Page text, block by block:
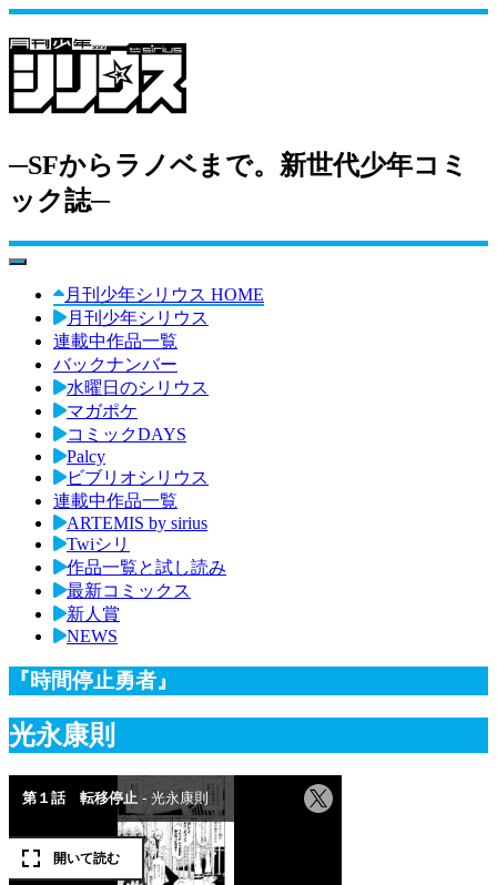
─SFからラノベまで。新世代少年コミ
ック誌─
toggle navigation
月刊少年シリウス HOME
月刊少年シリウス
連載中作品一覧
バックナンバー
水曜日のシリウス
マガポケ
コミックDAYS
Palcy
ビブリオシリウス
連載中作品一覧
ARTEMIS by sirius
Twiシリ
作品一覧と試し読み
最新コミックス
新人賞
NEWS
『時間停止勇者』
光永康則